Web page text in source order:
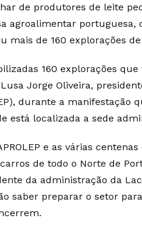
de produtores de leite
agroalimentar
mais de 160 explorações
160 explorações
Jorge Oliveira,
durante a manifestação
está localizada a sede
e as várias
de todo o Norte de
da administração da
saber preparar o setor